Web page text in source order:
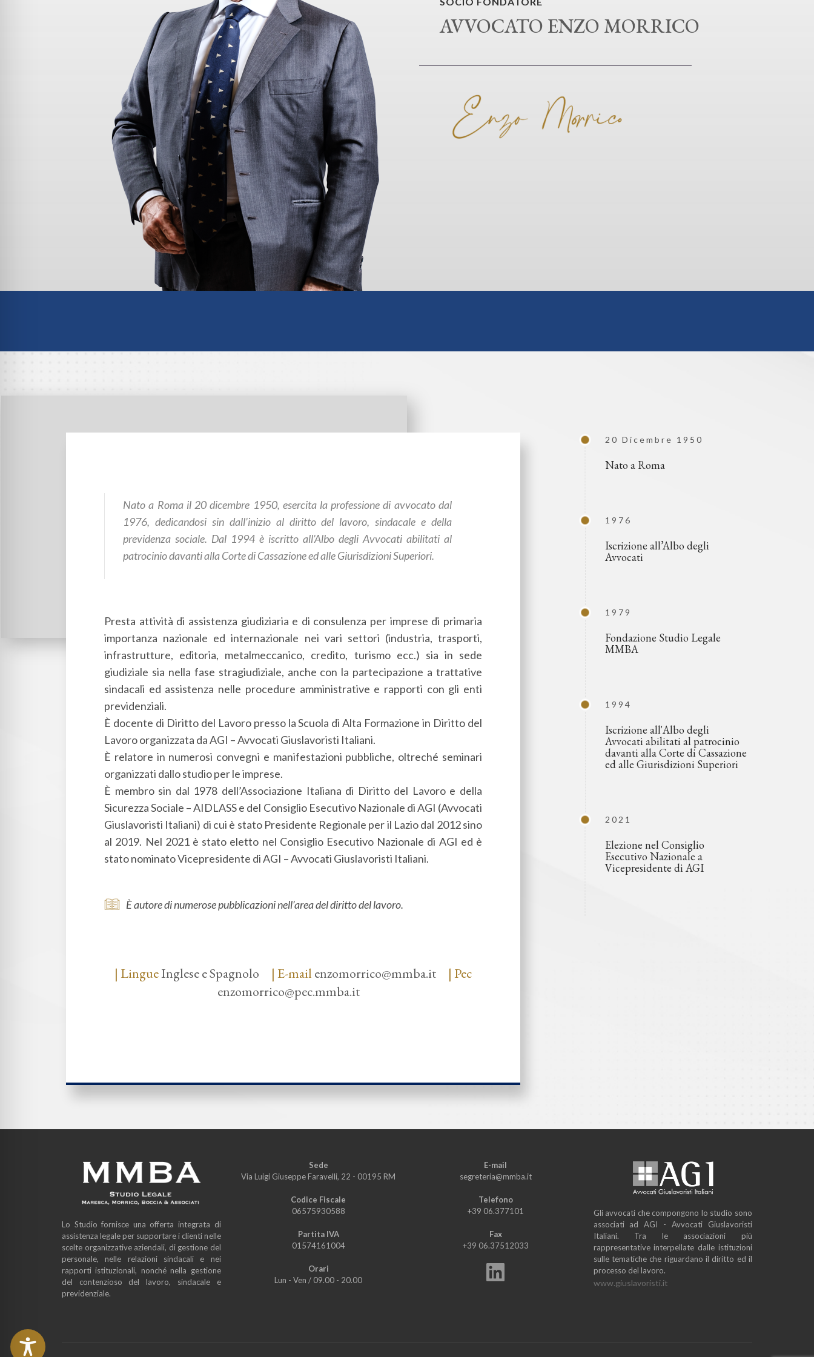
AVVOCATO ENZO MORRICO
Nato a Roma il 20 dicembre 1950, esercita la professione di avvocato dal
1976, dedicandosi sin dall’inizio al diritto del lavoro, sindacale e della
previdenza sociale. Dal 1994 è iscritto all’Albo degli Avvocati abilitati al
patrocinio davanti alla Corte di Cassazione ed alle Giurisdizioni Superiori.
Presta attività di assistenza giudiziaria e di consulenza per imprese di primaria
importanza nazionale ed internazionale nei vari settori (industria, trasporti,
infrastrutture, editoria, metalmeccanico, credito, turismo ecc.) sia in sede
giudiziale sia nella fase stragiudiziale, anche con la partecipazione a trattative
sindacali ed assistenza nelle procedure amministrative e rapporti con gli enti
previdenziali.
È docente di Diritto del Lavoro presso la Scuola di Alta Formazione in Diritto del
Lavoro organizzata da AGI – Avvocati Giuslavoristi Italiani.
È relatore in numerosi convegni e manifestazioni pubbliche, oltreché seminari
organizzati dallo studio per le imprese.
È membro sin dal 1978 dell’Associazione Italiana di Diritto del Lavoro e della
Sicurezza Sociale – AIDLASS e del Consiglio Esecutivo Nazionale di AGI (Avvocati
Giuslavoristi Italiani) di cui è stato Presidente Regionale per il Lazio dal 2012 sino
al 2019. Nel 2021 è stato eletto nel Consiglio Esecutivo Nazionale di AGI ed è
stato nominato Vicepresidente di AGI – Avvocati Giuslavoristi Italiani.
È autore di numerose pubblicazioni nell’area del diritto del lavoro.
| LingueInglese e Spagnolo | E-mail enzomorrico@mmba.it
| Pec
enzomorrico@pec.mmba.it
20 Dicembre 1950
Nato a Roma
1976
Iscrizione all’Albo degli
Avvocati
1979
Fondazione Studio Legale
MMBA
1994
Iscrizione all'Albo degli
Avvocati abilitati al patrocinio
davanti alla Corte di Cassazione
ed alle Giurisdizioni Superiori
2021
Elezione nel Consiglio
Esecutivo Nazionale a
Vicepresidente di AGI
Lo Studio fornisce una offerta integrata di
assistenza legale per supportare i clienti nelle
scelte organizzative aziendali, di gestione del
personale, nelle relazioni sindacali e nei
rapporti istituzionali, nonché nella gestione
del contenzioso del lavoro, sindacale e
previdenziale.
Sede
Via Luigi Giuseppe Faravelli, 22 - 00195 RM
Codice Fiscale
06575930588
Partita IVA
01574161004
Orari
Lun - Ven/ 09.00 - 20.00
E-mail
segreteria@mmba.it
Telefono
+39 06.377101
Fax
+39 06.37512033
Gli avvocati che compongono lo studio sono
associati ad AGI - Avvocati Giuslavoristi
Italiani. Tra le associazioni più
rappresentative interpellate dalle istituzioni
sulle tematiche che riguardano il diritto ed il
processo del lavoro.
www.giuslavoristi.it